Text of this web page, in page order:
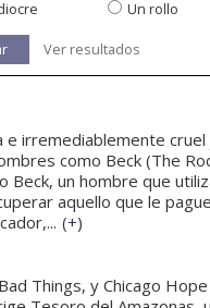
Un rollo
Ver resultados
e irremediablemente cruel
como Beck (The
Beck, un hombre que
aquello que le
(+)
Things, y Chicago